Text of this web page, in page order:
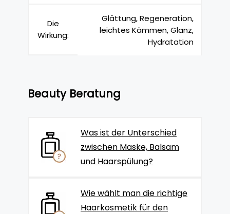
Die
Wirkung:
Glättung, Regeneration,
leichtes Kämmen, Glanz,
Hydratation
Beauty Beratung
Was ist der Unterschied
zwischen Maske, Balsam
und Haarspülung?
Wie wählt man die richtige
Haarkosmetik für den